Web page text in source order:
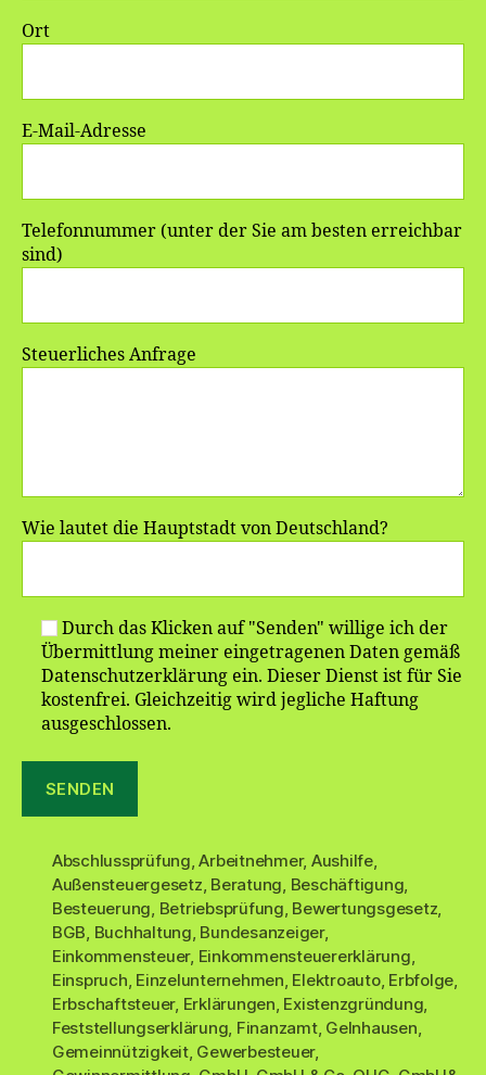
Ort
E-Mail-Adresse
Telefonnummer (unter der Sie am besten erreichbar
sind)
Steuerliches Anfrage
Wie lautet die Hauptstadt von Deutschland?
Durch das Klicken auf "Senden" willige ich der
Übermittlung meiner eingetragenen Daten gemäß
Datenschutzerklärung ein. Dieser Dienst ist für Sie
kostenfrei. Gleichzeitig wird jegliche Haftung
ausgeschlossen.
Abschlussprüfung,Arbeitnehmer, Aushilfe,
Außensteuergesetz, Beratung, Beschäftigung,
Besteuerung, Betriebsprüfung, Bewertungsgesetz,
BGB, Buchhaltung, Bundesanzeiger,
Einkommensteuer, Einkommensteuererklärung,
Einspruch, Einzelunternehmen, Elektroauto, Erbfolge,
Erbschaftsteuer, Erklärungen, Existenzgründung,
Feststellungserklärung, Finanzamt, Gelnhausen,
Gemeinnützigkeit, Gewerbesteuer,